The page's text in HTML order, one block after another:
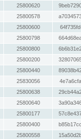
25800620
25800578
25800600
25800798
25800800
25800200
25800440
25830056
25800638
25800640
25800177
25800400
25800558